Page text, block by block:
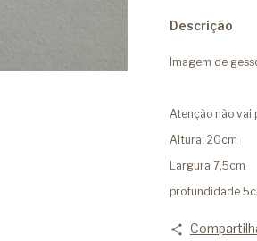
Descrição
Imagem de
Atenção não vai
Altura: 20cm
Largura 7,5cm
profundidade